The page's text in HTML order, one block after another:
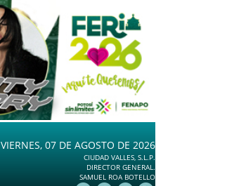
VIERNES, 07 DE AGOSTO DE 2026
CIUDAD VALLES, S.L.P.
DIRECTOR GENERAL.
SAMUEL ROA BOTELLO